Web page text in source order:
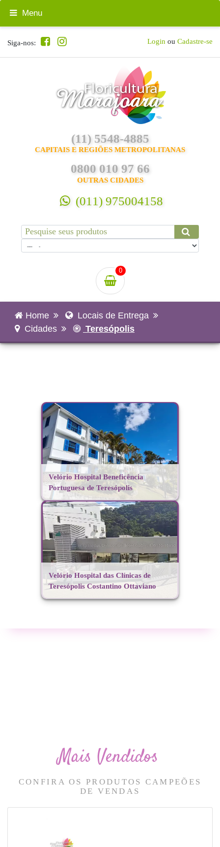
Siga-nos: Login ou Cadastre-se
(11) 5548-4885
CAPITAIS E REGIÕES METROPOLITANAS
0800 010 97 66
OUTRAS CIDADES
(011) 975004158
0
Menu
Home
Locais de Entrega
Cidades
Teresópolis
Velório Hospital Beneficência
Portuguesa de Teresópolis
Velório Hospital das Clínicas de
Teresópolis Costantino Ottaviano
Mais Vendidos
CONFIRA OS PRODUTOS CAMPEÕES
DE VENDAS